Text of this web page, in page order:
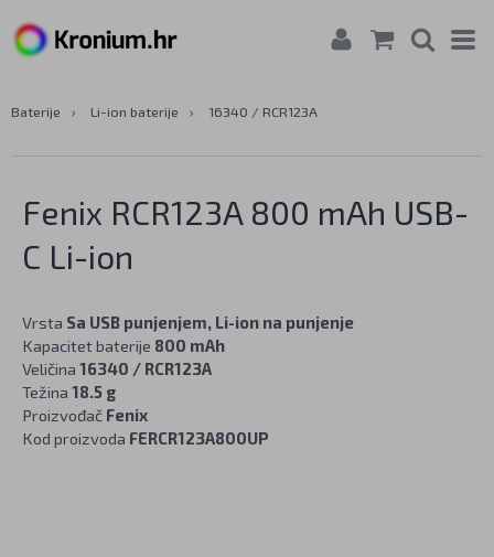
Baterije › Li-ion baterije › 16340 / RCR123A
Fenix RCR123A 800 mAh USB-
C Li-ion
Vrsta Sa USB punjenjem, Li-ion na punjenje
Kapacitet baterije 800 mAh
Veličina 16340 / RCR123A
Težina 18.5 g
Proizvođač Fenix
Kod proizvoda FERCR123A800UP